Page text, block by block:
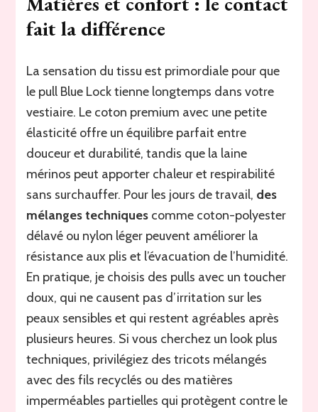
fait la différence
La sensation du tissu est primordiale pour que
le pull Blue Lock tienne longtemps dans votre
vestiaire. Le coton premium avec une petite
élasticité offre un équilibre parfait entre
douceur et durabilité, tandis que la laine
mérinos peut apporter chaleur et respirabilité
sans surchauffer. Pour les jours de travail, des
mélanges techniques comme coton-polyester
délavé ou nylon léger peuvent améliorer la
résistance aux plis et l’évacuation de l’humidité.
En pratique, je choisis des pulls avec un toucher
doux, qui ne causent pas d’irritation sur les
peaux sensibles et qui restent agréables après
plusieurs heures. Si vous cherchez un look plus
techniques, privilégiez des tricots mélangés
avec des fils recyclés ou des matières
imperméables partielles qui protègent contre le